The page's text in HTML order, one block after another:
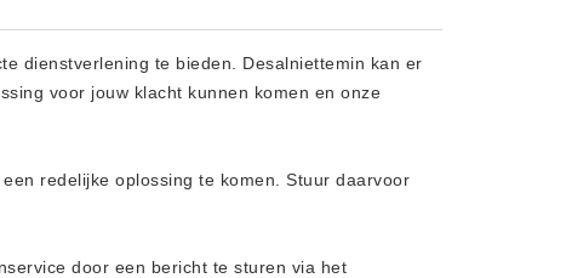
dienstverlening te bieden. Desalniettemin kan er
voor jouw klacht kunnen komen en onze
redelijke oplossing te komen. Stuur daarvoor
door een bericht te sturen via het